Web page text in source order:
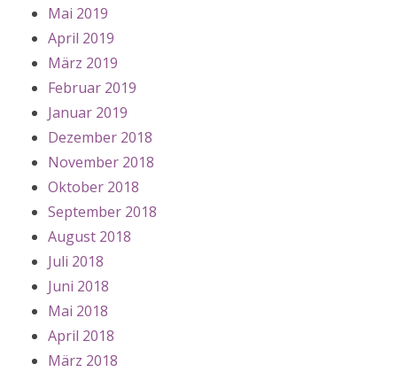
Mai 2019
April 2019
März 2019
Februar 2019
Januar 2019
Dezember 2018
November 2018
Oktober 2018
September 2018
August 2018
Juli 2018
Juni 2018
Mai 2018
April 2018
März 2018